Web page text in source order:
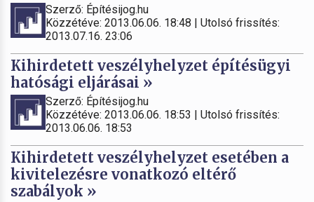
Szerző: Építésijog.hu
Közzétéve: 2013.06.06. 18:48 | Utolsó frissítés:
2013.07.16. 23:06
Kihirdetett veszélyhelyzet építésügyi
hatósági eljárásai »
Szerző: Építésijog.hu
Közzétéve: 2013.06.06. 18:53 | Utolsó frissítés:
2013.06.06. 18:53
Kihirdetett veszélyhelyzet esetében a
kivitelezésre vonatkozó eltérő
szabályok »